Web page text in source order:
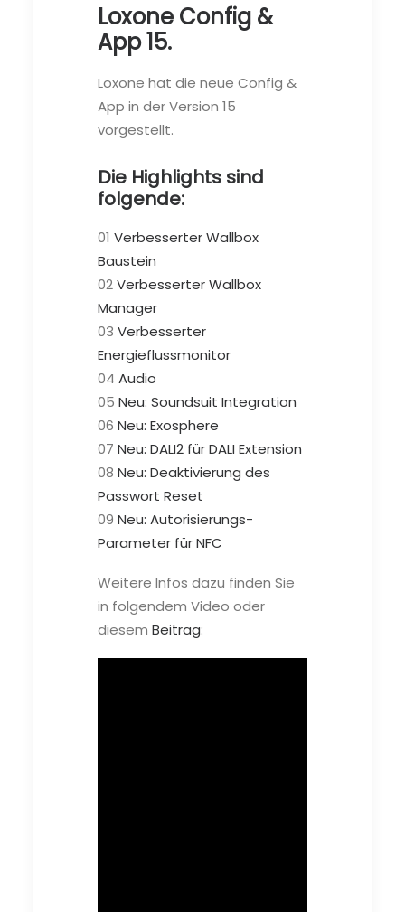
Loxone Config &
App 15.
Loxone hat die neue Config &
App in der Version 15
vorgestellt.
Die Highlights sind
folgende:
01 Verbesserter Wallbox
Baustein
02Verbesserter Wallbox
Manager
03 Verbesserter
Energieflussmonitor
04 Audio
05 Neu: Soundsuit Integration
06 Neu: Exosphere
07 Neu: DALI2 für DALI Extension
08 Neu: Deaktivierung des
Passwort Reset
09 Neu: Autorisierungs-
Parameter für NFC
Weitere Infos dazu finden Sie
in folgendem Video oder
diesem Beitrag: